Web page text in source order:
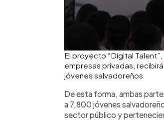
El proyecto “Digital
empresas privadas,
jóvenes salvadoreños
De esta forma, ambas
a 7,800 jóvenes
sector público y